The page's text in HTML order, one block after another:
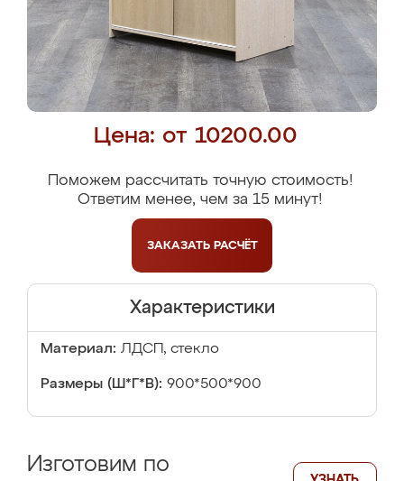
Цена: от 10200.00
Поможем рассчитать точную стоимость!
Ответим менее, чем за 15 минут!
ЗАКАЗАТЬ РАСЧЁТ
Характеристики
Материал: ЛДСП, стекло
Размеры (Ш*Г*В): 900*500*900
Изготовим по